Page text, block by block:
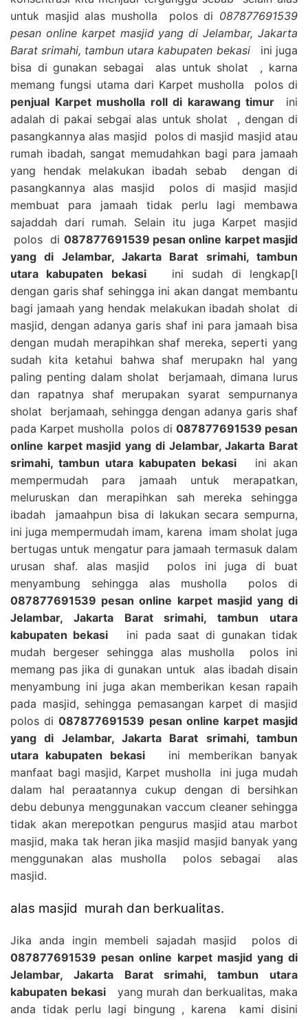
untuk masjid alas musholla polos di 087877691539
pesan online karpet masjid yang di Jelambar, Jakarta
Barat srimahi, tambun utara kabupaten bekasi ini juga
bisa di gunakan sebagai alas untuk sholat , karna
memang fungsi utama dari Karpet musholla polos di
penjual Karpet musholla roll di karawang timur ini
adalah di pakai sebgai alas untuk sholat , dengan di
pasangkannya alas masjid polos di masjid masjid atau
rumah ibadah, sangat memudahkan bagi para jamaah
yang hendak melakukan ibadah sebab dengan di
pasangkannya alas masjid polos di masjid masjid
membuat para jamaah tidak perlu lagi membawa
sajaddah dari rumah. Selain itu juga Karpet masjid
polos di 087877691539 pesan online karpet masjid
yang di Jelambar, Jakarta Barat srimahi, tambun
utara kabupaten bekasiini sudah di lengkap[I
dengan garis shaf sehingga ini akan dangat membantu
bagi jamaah yang hendak melakukan ibadah sholat di
masjid, dengan adanya garis shaf ini para jamaah bisa
dengan mudah merapihkan shaf mereka, seperti yang
sudah kita ketahui bahwa shaf merupakn hal yang
paling penting dalam sholat berjamaah, dimana lurus
dan rapatnya shaf merupakan syarat sempurnanya
sholat berjamaah, sehingga dengan adanya garis shaf
pada Karpet musholla polos di 087877691539 pesan
online karpet masjid yang di Jelambar, Jakarta Barat
srimahi, tambun utara kabupaten bekasi ini akan
mempermudah para jamaah untuk merapatkan,
meluruskan dan merapihkan sah mereka sehingga
ibadah jamaahpun bisa di lakukan secara sempurna,
ini juga mempermudah imam, karena imam sholat juga
bertugas untuk mengatur para jamaah termasuk dalam
urusan shaf. alas masjid polos ini juga di buat
menyambung sehingga alas musholla polos di
087877691539 pesan online karpet masjid yang di
Jelambar, Jakarta Barat srimahi, tambun utara
kabupaten bekasi ini pada saat di gunakan tidak
mudah bergeser sehingga alas musholla polos ini
memang pas jika di gunakan untuk alas ibadah disain
menyambung ini juga akan memberikan kesan rapaih
pada masjid, sehingga pemasangan karpet di masjid
polos di087877691539 pesan online karpet masjid
yang di Jelambar, Jakarta Barat srimahi, tambun
utara kabupaten bekasiini memberikan banyak
manfaat bagi masjid, Karpet musholla ini juga mudah
dalam hal peraatannya cukup dengan di bersihkan
debu debunya menggunakan vaccum cleaner sehingga
tidak akan merepotkan pengurus masjid atau marbot
masjid, maka tak heran jika masjid masjid banyak yang
menggunakan alas musholla polos sebagai alas
masjid.
alas masjid murah dan berkualitas.
Jika anda ingin membeli sajadah masjid polos di
087877691539 pesan online karpet masjid yang di
Jelambar, Jakarta Barat srimahi, tambun utara
kabupaten bekasiyang murah dan berkualitas, maka
anda tidak perlu lagi bingung , karena kami disini